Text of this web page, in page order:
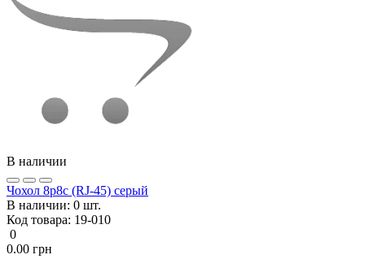
В наличии
Чохол 8p8c (RJ-45) серый
В наличии: 0 шт.
Код товара: 19-010
0
0.00 грн